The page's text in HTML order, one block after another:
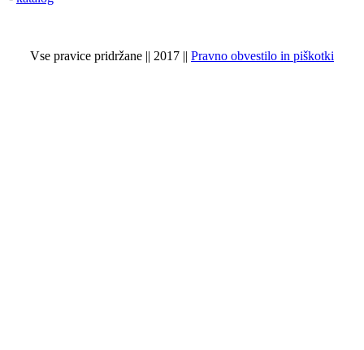
Vse pravice pridržane || 2017 || Pravno obvestilo in piškotki